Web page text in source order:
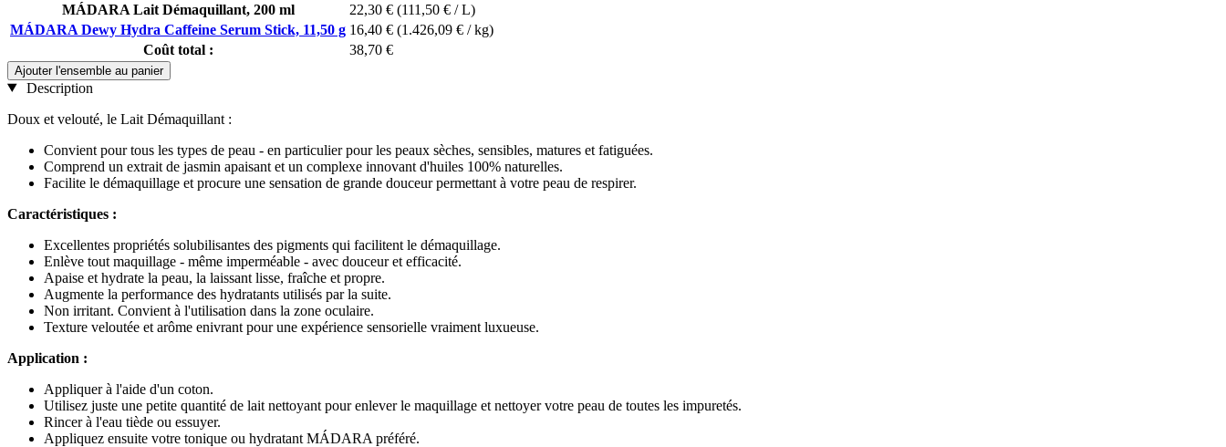
MÁDARA Lait Démaquillant, 200 ml 22,30 € (111,50 € / L)
MÁDARA Dewy Hydra Caffeine Serum Stick, 11,50 g 16,40 € (1.426,09 € / kg)
Coût total :
38,70 €
Ajouter l'ensemble au panier
Description
Doux et velouté, le Lait Démaquillant :
Convient pour tous les types de peau - en particulier pour les peaux sèches, sensibles, matures et fatiguées.
Comprend un extrait de jasmin apaisant et un complexe innovant d'huiles 100% naturelles.
Facilite le démaquillage et procure une sensation de grande douceur permettant à votre peau de respirer.
Caractéristiques :
Excellentes propriétés solubilisantes des pigments qui facilitent le démaquillage.
Enlève tout maquillage - même imperméable - avec douceur et efficacité.
Apaise et hydrate la peau, la laissant lisse, fraîche et propre.
Augmente la performance des hydratants utilisés par la suite.
Non irritant. Convient à l'utilisation dans la zone oculaire.
Texture veloutée et arôme enivrant pour une expérience sensorielle vraiment luxueuse.
Application :
Appliquer à l'aide d'un coton.
Utilisez juste une petite quantité de lait nettoyant pour enlever le maquillage et nettoyer votre peau de toutes les impuretés.
Rincer à l'eau tiède ou essuyer.
Appliquez ensuite votre tonique ou hydratant MÁDARA préféré.